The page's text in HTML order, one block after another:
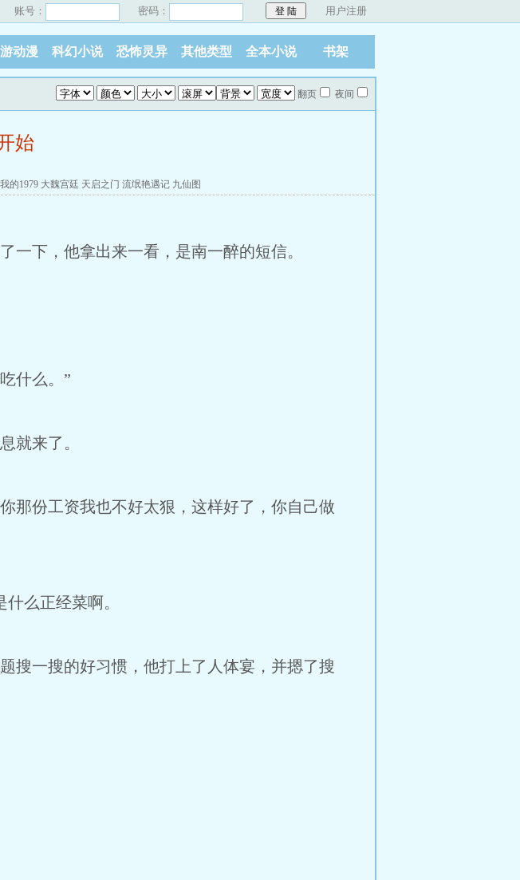
账号： 密码： 用户注册
动漫 科幻小说 恐怖灵异 其他类型 全本小说 书架
翻页 夜间
始
我的1979 大魏宫廷 天启之门 流氓艳遇记 九仙图
一下，他拿出来一看，是南一醉的短信。
什么。”
就来了。
份工资我也不好太狠，这样好了，你自己做
么正经菜啊。
一搜的好习惯，他打上了人体宴，并摁了搜